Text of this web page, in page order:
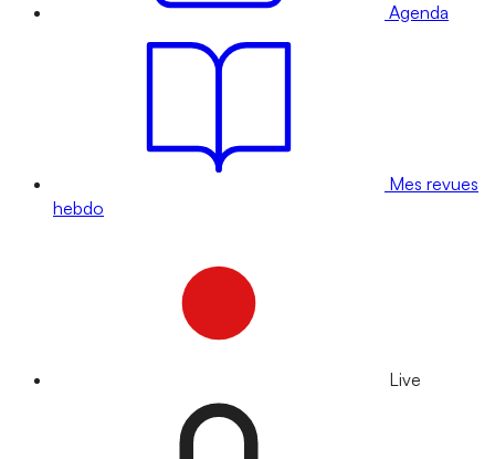
Agenda
Mes revues
hebdo
Live